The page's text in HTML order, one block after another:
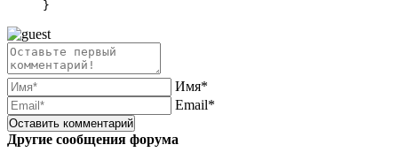
Имя*
Email*
Другие сообщения форума